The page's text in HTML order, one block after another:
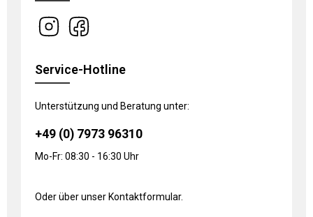
Service-Hotline
Unterstützung und Beratung unter:
+49 (0) 7973 96310
Mo-Fr: 08:30 - 16:30 Uhr
Oder über unser Kontaktformular.